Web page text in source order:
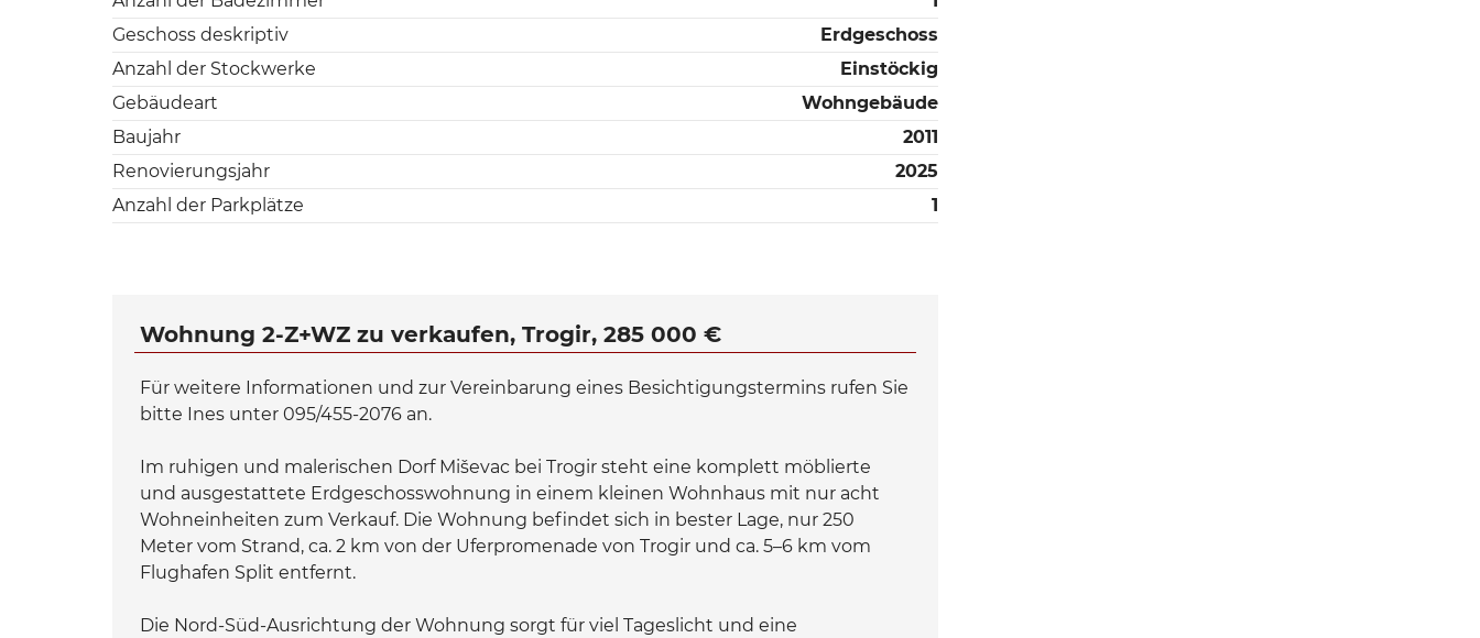
Geschoss deskriptiv
Erdgeschoss
Anzahl der Stockwerke
Einstöckig
Gebäudeart
Wohngebäude
Baujahr
2011
Renovierungsjahr
2025
Anzahl der Parkplätze
1
Wohnung 2-Z+WZ zu verkaufen, Trogir, 285 000 €
Für weitere Informationen und zur Vereinbarung eines Besichtigungstermins rufen Sie
bitte Ines unter 095/455-2076 an.
Im ruhigen und malerischen Dorf Miševac bei Trogir steht eine komplett möblierte
und ausgestattete Erdgeschosswohnung in einem kleinen Wohnhaus mit nur acht
Wohneinheiten zum Verkauf. Die Wohnung befindet sich in bester Lage, nur 250
Meter vom Strand, ca. 2 km von der Uferpromenade von Trogir und ca. 5–6 km vom
Flughafen Split entfernt.
Die Nord-Süd-Ausrichtung der Wohnung sorgt für viel Tageslicht und eine